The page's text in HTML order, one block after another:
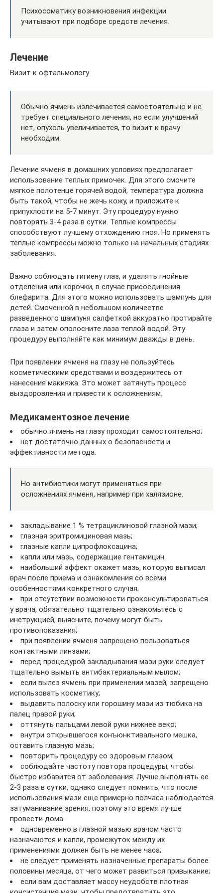
Психосоматику возникновения инфекции
учитывают при подборе средств лечения.
Лечение
Визит к офтальмологу
Обычно ячмень излечивается самостоятельно и не
требует специального лечения, но если улучшений
нет, опухоль увеличивается, то визит к врачу
необходим.
Лечение ячменя в домашних условиях предполагает
использование теплых примочек. Для этого смочите
мягкое полотенце горячей водой, температура должна
быть такой, чтобы не жечь кожу, и приложите к
припухлости на 5-7 минут. Эту процедуру нужно
повторять 3-4 раза в сутки. Теплые компрессы
способствуют лучшему отхождению гноя. Но применять
теплые компрессы можно только на начальных стадиях
заболевания.
Важно соблюдать гигиену глаз, и удалять гнойные
отделения или корочки, в случае присоединения
блефарита. Для этого можно использовать шампунь для
детей. Смоченной в небольшом количестве
разведенного шампуня салфеткой аккуратно протирайте
глаза и затем ополосните лаза теплой водой. Эту
процедуру выполняйте как минимум дважды в день.
При появлении ячменя на глазу не пользуйтесь
косметическими средствами и воздержитесь от
нанесения макияжа. Это может затянуть процесс
выздоровления и привести к осложнениям.
Медикаментозное лечение
обычно ячмень на глазу проходит самостоятельно;
нет достаточно данных о безопасности и
эффективности метода.
Но антибиотики могут применяться при
осложнениях ячменя, например при халязионе.
закладывание 1 % тетрациклиновой глазной мази;
глазная эритромициновая мазь;
глазные капли ципрофлоксацина;
капли или мазь, содержащие гентамицин.
наибольший эффект окажет мазь, которую выписал
врач после приема и ознакомления со всеми
особенностями конкретного случая;
при отсутствии возможности проконсультироваться
у врача, обязательно тщательно ознакомьтесь с
инструкцией, выясните, почему могут быть
противопоказания;
при появлении ячменя запрещено пользоваться
контактными линзами;
перед процедурой закладывания мази руки следует
тщательно вымыть антибактериальным мылом;
если вылез ячмень при применении мазей, запрещено
использовать косметику;
выдавить полоску или горошину мази из тюбика на
палец правой руки;
оттянуть пальцами левой руки нижнее веко;
внутри открывшегося конъюнктивального мешка,
оставить глазную мазь;
повторить процедуру со здоровым глазом;
соблюдайте частоту повтора процедуры, чтобы
быстро избавится от заболевания. Лучше выполнять ее
2-3 раза в сутки, однако следует помнить, что после
использования мази еще примерно полчаса наблюдается
затуманивание зрения, поэтому это время лучше
провести дома.
одновременно в глазной мазью врачом часто
назначаются и капли, промежуток между их
применениями должен быть не менее часа;
не следует применять назначенные препараты более
половины месяца, от чего может развиться привыкание;
если вам доставляет массу неудобств плотная